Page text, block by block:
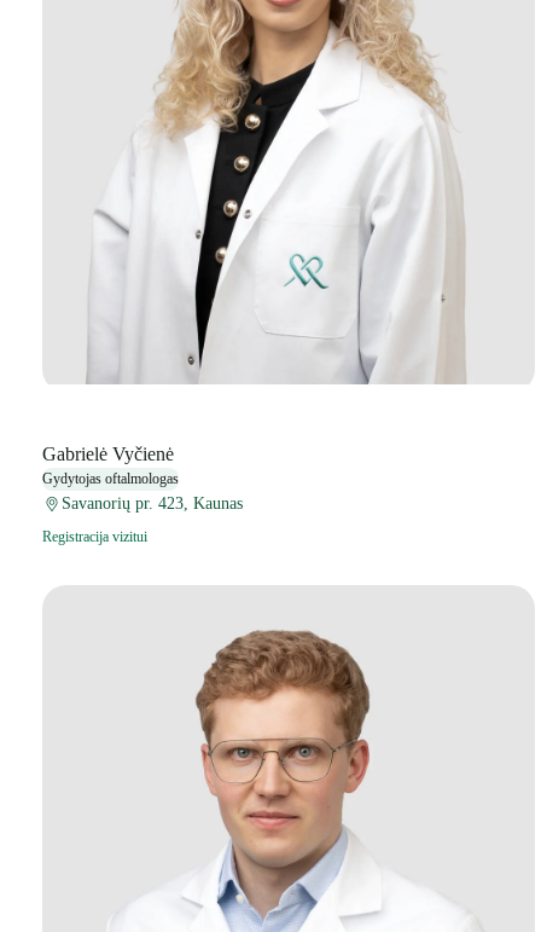
Gabrielė Vyčienė
Gydytojas oftalmologas
Savanorių pr. 423, Kaunas
Registracija vizitui